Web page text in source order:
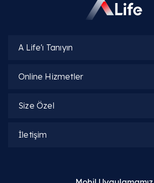
A Life'ı Tanıyın
Online Hizmetler
Size Özel
İletişim